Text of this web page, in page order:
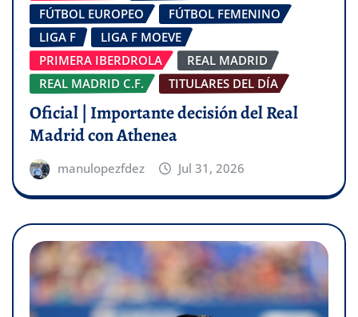
FÚTBOL EUROPEO
FÚTBOL FEMENINO
LIGA F
LIGA F MOEVE
PRIMERA IBERDROLA
REAL MADRID
REAL MADRID C.F.
TITULARES DEL DÍA
Oficial | Importante decisión del Real
Madrid con Athenea
manulopezfdez Jul 31, 2026